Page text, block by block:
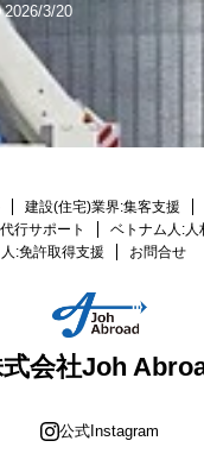
2026/3/20
建設(住宅)業界:集客支援
行サポート ベトナム人:人
人:免許取得支援
お問合せ
会社Joh
公式Instagram